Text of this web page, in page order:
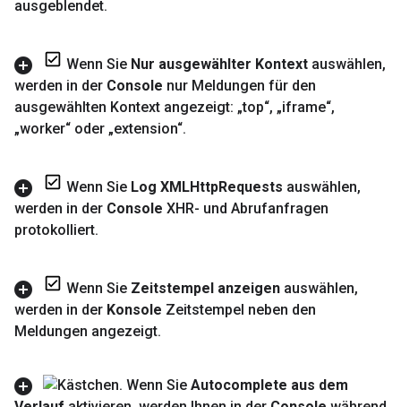
ausgeblendet.
Wenn Sie Nur ausgewählter Kontext auswählen,
werden in der Console nur Meldungen für den
ausgewählten Kontext angezeigt: „top“, „iframe“,
„worker“ oder „extension“.
Wenn Sie Log XMLHttpRequests auswählen,
werden in der Console XHR- und Abrufanfragen
protokolliert.
Wenn Sie Zeitstempel anzeigen auswählen,
werden in der Konsole Zeitstempel neben den
Meldungen angezeigt.
Wenn Sie Autocomplete aus dem